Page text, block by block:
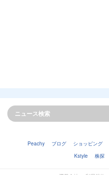
Peachy ブログ ショッピング
Kstyle
株探